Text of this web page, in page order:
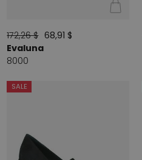
172,26 $ 68,91 $
Evaluna
8000
SALE